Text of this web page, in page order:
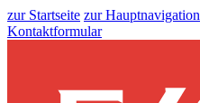
zur Startseite zur Hauptnavigation
Kontaktformular